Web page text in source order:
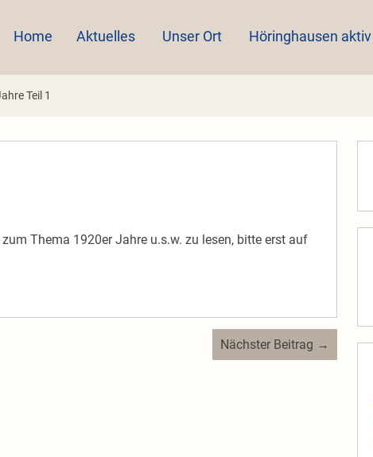
Home Aktuelles Unser Ort Höringhausen aktiv
Teil 1
Thema 1920er Jahre u.s.w. zu lesen, bitte erst auf
Nächster Beitrag →